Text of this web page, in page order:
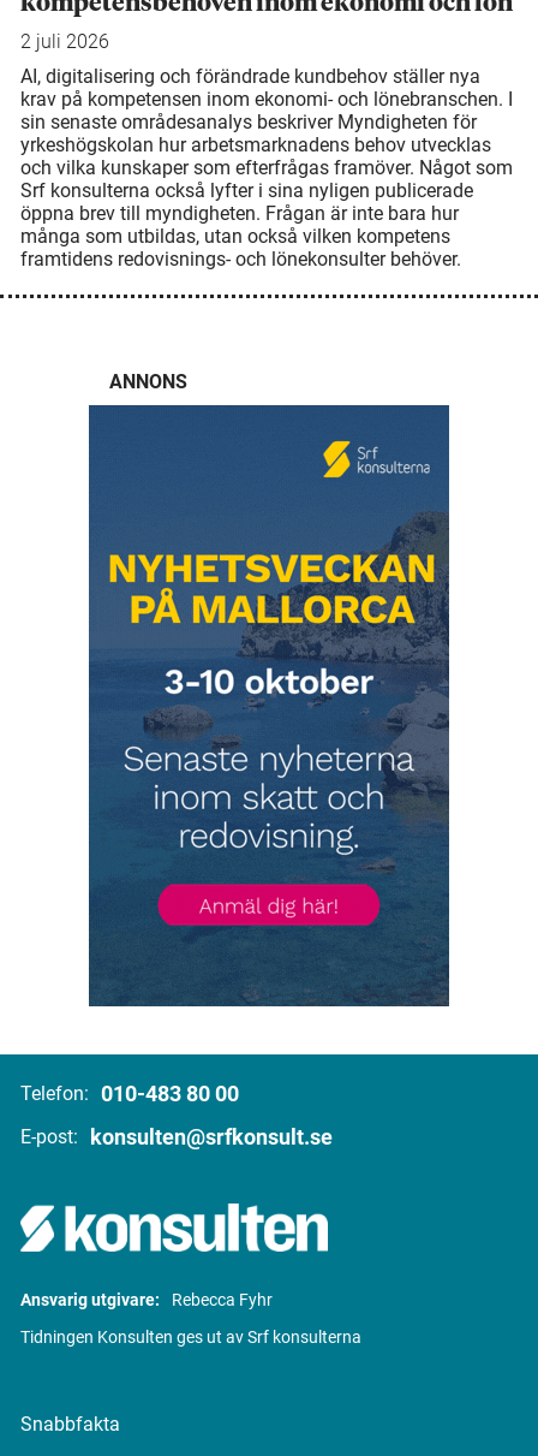
2 juli 2026
AI, digitalisering och förändrade kundbehov ställer nya
krav på kompetensen inom ekonomi- och lönebranschen. I
sin senaste områdesanalys beskriver Myndigheten för
yrkeshögskolan hur arbetsmarknadens behov utvecklas
och vilka kunskaper som efterfrågas framöver. Något som
Srf konsulterna också lyfter i sina nyligen publicerade
öppna brev till myndigheten. Frågan är inte bara hur
många som utbildas, utan också vilken kompetens
framtidens redovisnings- och lönekonsulter behöver.
ANNONS
Telefon: 010-483 80 00
E-post: konsulten@srfkonsult.se
Ansvarig utgivare:
Rebecca Fyhr
Tidningen Konsulten ges ut av Srf konsulterna
Snabbfakta